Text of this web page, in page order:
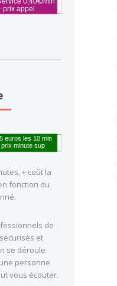
+ coût la
fonction du
de
et
se déroule
personne
vous écouter.